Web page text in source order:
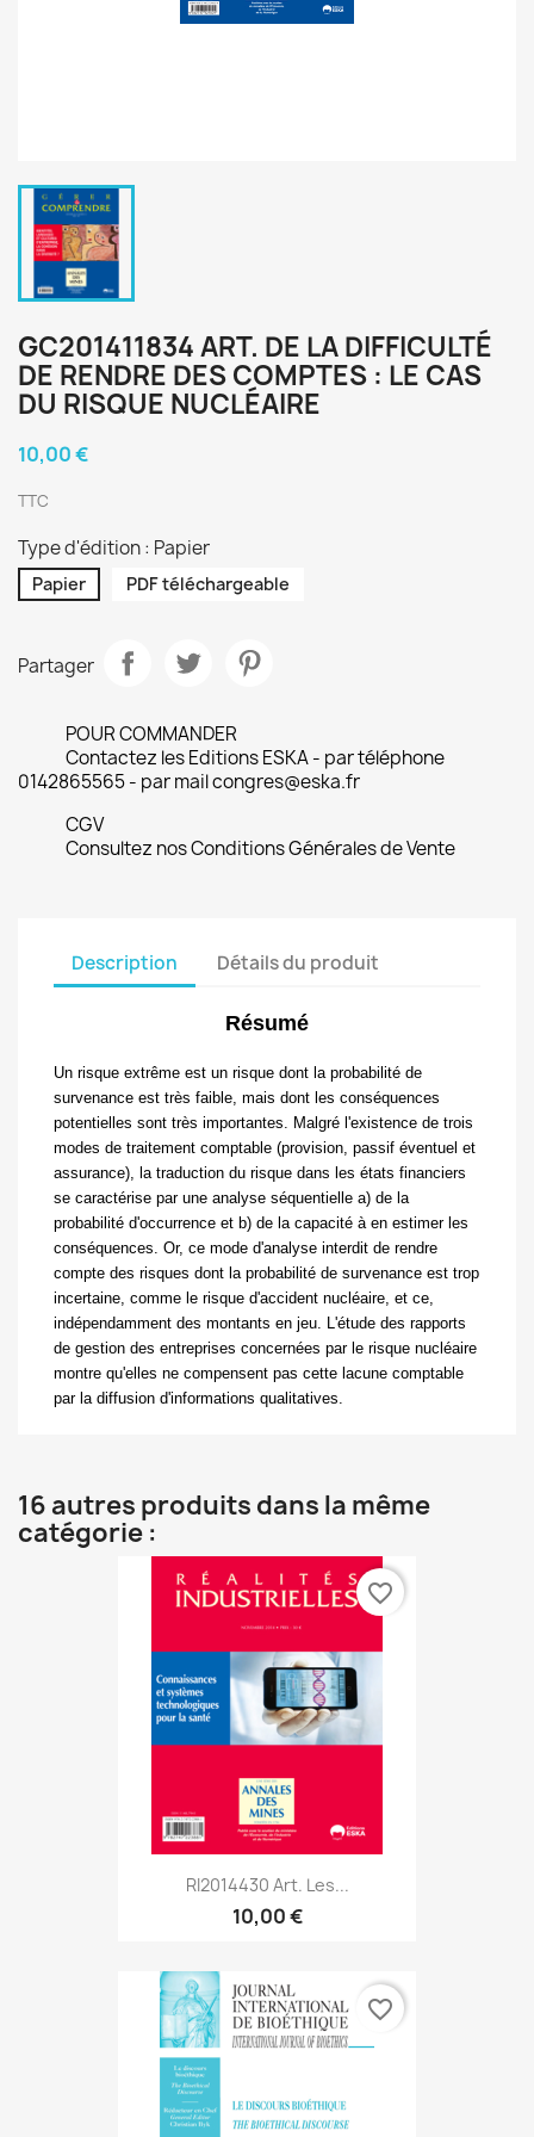
GC201411834 ART. DE LA DIFFICULTÉ
DE RENDRE DES COMPTES : LE CAS
DU RISQUE NUCLÉAIRE
10,00 €
TTC
Type d'édition : Papier
Papier PDF téléchargeable
Partager
POUR COMMANDER
Contactez les Editions ESKA - par téléphone
0142865565 - par mail congres@eska.fr
CGV
Consultez nos Conditions Générales de Vente
Description Détails du produit
Résumé
Un risque extrême est un risque dont la probabilité de
survenance est très faible, mais dont les conséquences
potentielles sont très importantes. Malgré l'existence de trois
modes de traitement comptable (provision, passif éventuel et
assurance), la traduction du risque dans les états financiers
se caractérise par une analyse séquentielle a) de la
probabilité d'occurrence et b) de la capacité à en estimer les
conséquences. Or, ce mode d'analyse interdit de rendre
compte des risques dont la probabilité de survenance est trop
incertaine, comme le risque d'accident nucléaire, et ce,
indépendamment des montants en jeu. L'étude des rapports
de gestion des entreprises concernées par le risque nucléaire
montre qu'elles ne compensent pas cette lacune comptable
par la diffusion d'informations qualitatives.
16 autres produits dans la même
catégorie :
RI2014430 Art. Les...
10,00 €
favorite_border
favorite_border